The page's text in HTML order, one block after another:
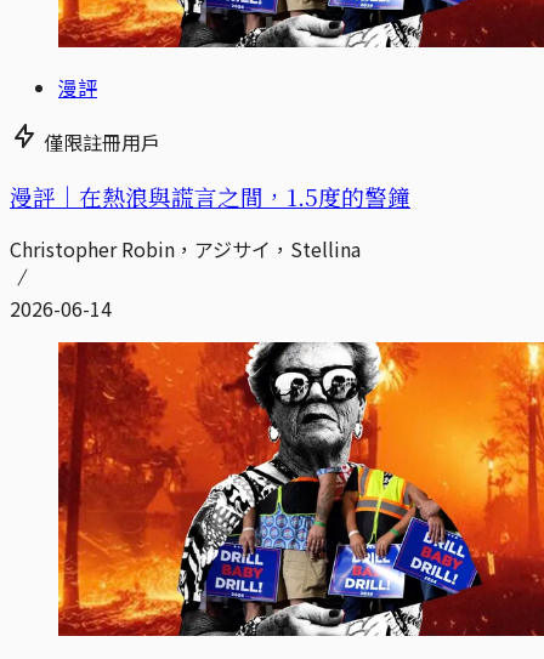
漫評
僅限註冊用戶
漫評｜在熱浪與謊言之間，1.5度的警鐘
Christopher Robin，アジサイ，Stellina
2026-06-14